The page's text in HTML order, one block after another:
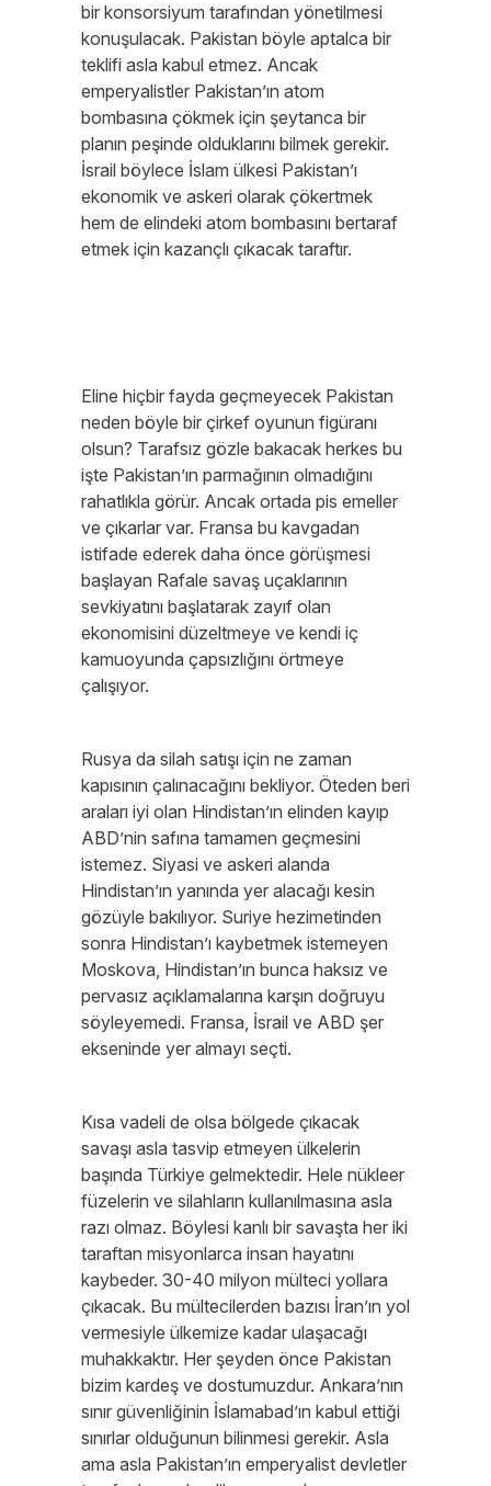
bir konsorsiyum tarafından yönetilmesi
konuşulacak. Pakistan böyle aptalca bir
teklifi asla kabul etmez. Ancak
emperyalistler Pakistan’ın atom
bombasına çökmek için şeytanca bir
planın peşinde olduklarını bilmek gerekir.
İsrail böylece İslam ülkesi Pakistan’ı
ekonomik ve askeri olarak çökertmek
hem de elindeki atom bombasını bertaraf
etmek için kazançlı çıkacak taraftır.
Eline hiçbir fayda geçmeyecek Pakistan
neden böyle bir çirkef oyunun figüranı
olsun? Tarafsız gözle bakacak herkes bu
işte Pakistan’ın parmağının olmadığını
rahatlıkla görür. Ancak ortada pis emeller
ve çıkarlar var. Fransa bu kavgadan
istifade ederek daha önce görüşmesi
başlayan Rafale savaş uçaklarının
sevkiyatını başlatarak zayıf olan
ekonomisini düzeltmeye ve kendi iç
kamuoyunda çapsızlığını örtmeye
çalışıyor.
Rusya da silah satışı için ne zaman
kapısının çalınacağını bekliyor. Öteden beri
araları iyi olan Hindistan’ın elinden kayıp
ABD’nin safına tamamen geçmesini
istemez. Siyasi ve askeri alanda
Hindistan’ın yanında yer alacağı kesin
gözüyle bakılıyor. Suriye hezimetinden
sonra Hindistan’ı kaybetmek istemeyen
Moskova, Hindistan’ın bunca haksız ve
pervasız açıklamalarına karşın doğruyu
söyleyemedi. Fransa, İsrail ve ABD şer
ekseninde yer almayı seçti.
Kısa vadeli de olsa bölgede çıkacak
savaşı asla tasvip etmeyen ülkelerin
başında Türkiye gelmektedir. Hele nükleer
füzelerin ve silahların kullanılmasına asla
razı olmaz. Böylesi kanlı bir savaşta her iki
taraftan misyonlarca insan hayatını
kaybeder. 30-40 milyon mülteci yollara
çıkacak. Bu mültecilerden bazısı İran’ın yol
vermesiyle ülkemize kadar ulaşacağı
muhakkaktır. Her şeyden önce Pakistan
bizim kardeş ve dostumuzdur. Ankara’nın
sınır güvenliğinin İslamabad’ın kabul ettiği
sınırlar olduğunun bilinmesi gerekir. Asla
ama asla Pakistan’ın emperyalist devletler